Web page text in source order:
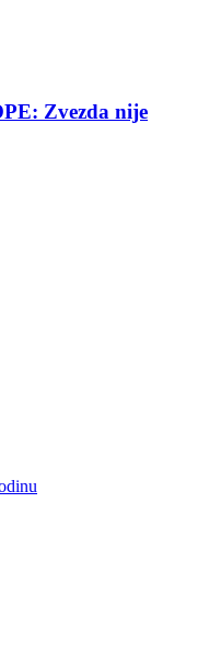
Zvezda nije